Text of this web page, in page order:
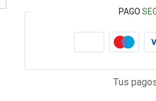
PAGO
Tus